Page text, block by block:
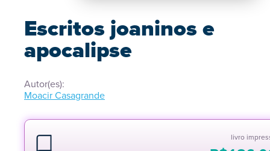
Escritos joaninos e
apocalipse
Autor(es):
Moacir Casagrande
livro